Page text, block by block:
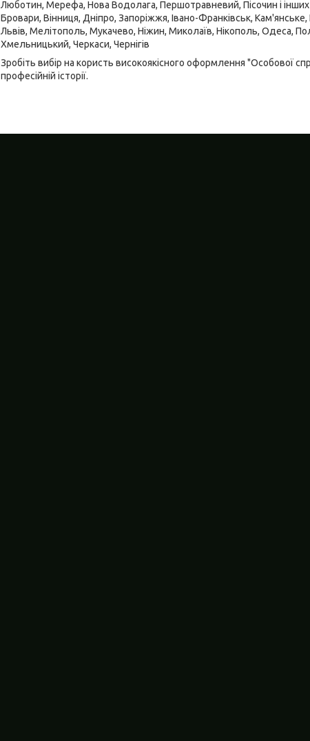
Люботин, Мерефа, Нова Водолага, Першотравневий, Пісочин і
Бровари, Вінниця, Дніпро, Запоріжжя, Івано-Франківськ,
Львів, Мелітополь, Мукачево, Ніжин, Миколаїв, Нікополь, Одеса,
Хмельницький, Черкаси, Чернігів
Зробіть вибір на користь високоякісного оформлення "Особової
професійній історії.